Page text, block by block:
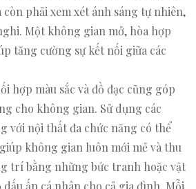
phải xem xét ánh sáng tự nhiên,
Một không gian mở, hòa hợp
tăng cường sự kết nối giữa các
hợp màu sắc và đồ đạc cũng góp
cho không gian. Sử dụng các
với nội thất đa chức năng có thể
không gian luôn mới mẻ và thu
trí bằng những bức tranh hoặc vật
ấn cá nhân cho cả gia đình. Mỗi